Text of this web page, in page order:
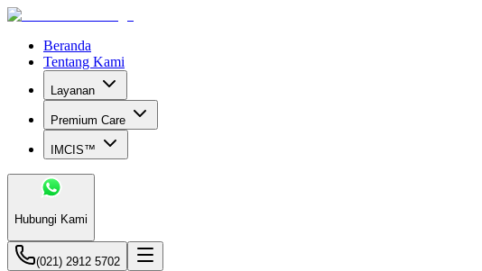
Beranda
Tentang Kami
Layanan
Premium Care
IMCIS™
Hubungi Kami
(021) 2912 5702